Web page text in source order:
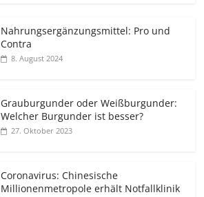
Nahrungsergänzungsmittel: Pro und
Contra
8. August 2024
Grauburgunder oder Weißburgunder:
Welcher Burgunder ist besser?
27. Oktober 2023
Coronavirus: Chinesische
Millionenmetropole erhält Notfallklinik